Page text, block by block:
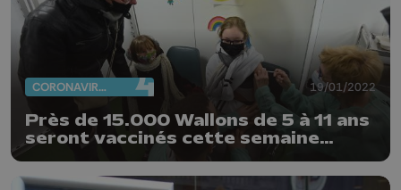
CORONAVIRUS 19/01/2022
Près de 15.000 Wallons de 5 à 11 ans
seront vaccinés cette semaine